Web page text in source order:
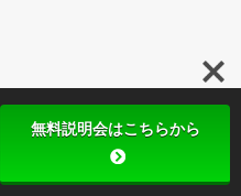
DJI インストラクター
無料説明会はこちらから